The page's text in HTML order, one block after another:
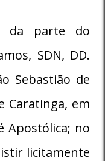
da parte do
SDN, DD.
Sebastião de
Caratinga, em
Apostólica; no
licitamente